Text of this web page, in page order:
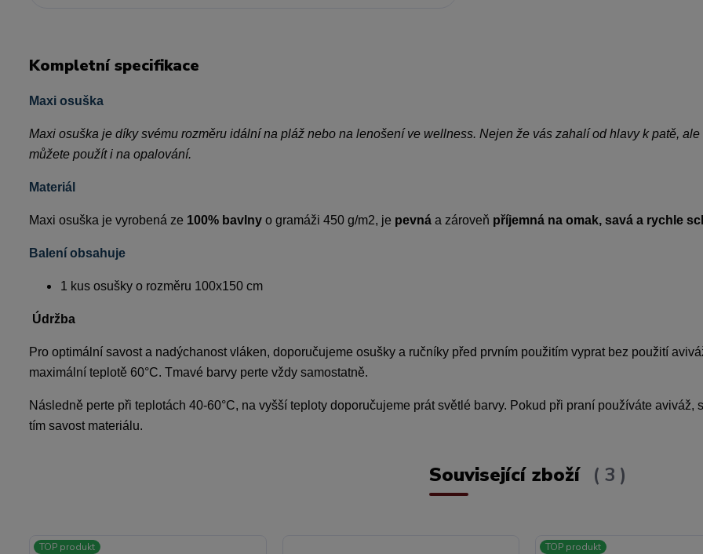
Kompletní specifikace
Maxi osuška
Maxi osuška je díky svému rozměru idální na pláž nebo na lenošení ve wellness. Nejen že vás zahalí od hlavy k patě, ale
můžete použít i na opalování.
Materiál
Maxi osuška je vyrobená ze 100% bavlny o gramáži 450 g/m2, je pevná a zároveň příjemná na omak, savá a rychle
Balení obsahuje
1 kus osušky o rozměru 100x150 cm
Údržba
Pro optimální savost a nadýchanost vláken, doporučujeme osušky a ručníky před prvním použitím vyprat bez použití
maximální teplotě 60°C. Tmavé barvy perte vždy samostatně.
Následně perte při teplotách 40-60°C, na vyšší teploty doporučujeme prát světlé barvy. Pokud při praní používáte aviváž,
tím savost materiálu.
Související zboží 3
TOP produkt
TOP produkt